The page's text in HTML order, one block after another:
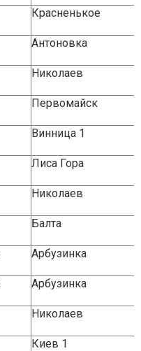
Красненькое
Антоновка
Николаев
Первомайск
Винница 1
Лиса Гора
Николаев
Балта
Арбузинка
Арбузинка
Николаев
Киев 1